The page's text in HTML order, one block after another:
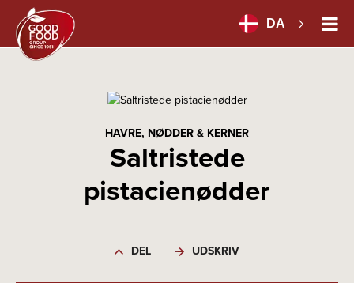
DA
HAVRE, NØDDER & KERNER
Saltristede
pistacienødder
DEL UDSKRIV